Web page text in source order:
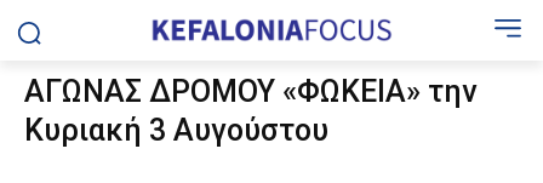
ΑΓΩΝΑΣ ΔΡΟΜΟΥ «ΦΩΚΕΙΑ» την
Κυριακή 3 Αυγούστου